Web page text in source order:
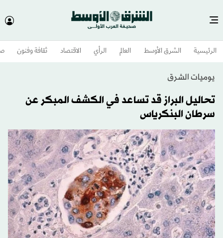
الرئيسية الشرق الأوسط​ العالم الرأي الاقتصاد ثقافة وفنون
يوميات الشرق
تحاليل البراز قد تساعد في الكشف المبكر عن
سرطان البنكرياس